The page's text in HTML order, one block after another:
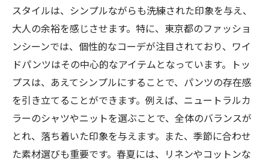
スタイルは、シンプルながらも洗練された印象を与え、
大人の余裕を感じさせます。特に、東京都のファッショ
ンシーンでは、個性的なコーデが注目されており、ワイ
ドパンツはその中心的なアイテムとなっています。トッ
プスは、あえてシンプルにすることで、パンツの存在感
を引き立てることができます。例えば、ニュートラルカ
ラーのシャツやニットを選ぶことで、全体のバランスが
とれ、落ち着いた印象を与えます。また、季節に合わせ
た素材選びも重要です。春夏には、リネンやコットンな